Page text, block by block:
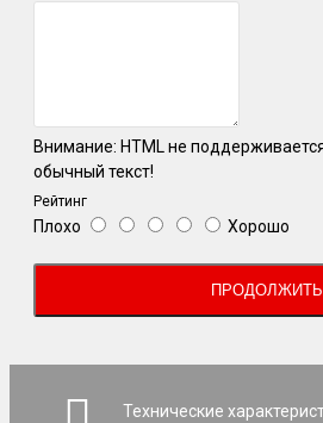
Внимание: HTML не
обычный текст!
Рейтинг
Плохо Хорошо
ПРОДОЛЖИТЬ
Технические